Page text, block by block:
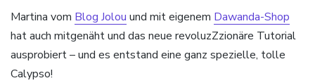
Martina vom Blog Jolou und mit eigenem Dawanda-Shop
hat auch mitgenäht und das neue revoluzZzionäre Tutorial
ausprobiert – und es entstand eine ganz spezielle, tolle
Calypso!